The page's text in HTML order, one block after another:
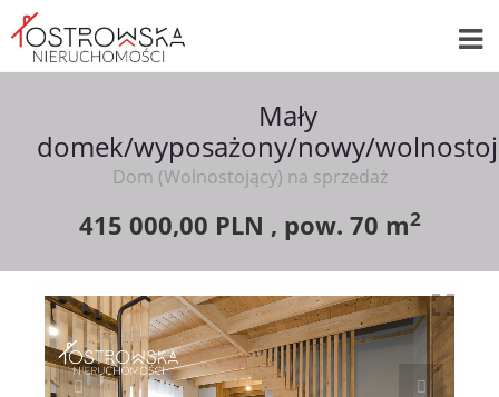
Mały
domek/wyposażony/nowy/
Dom (Wolnostojący) na sprzedaż
415 000,00 PLN , pow. 70 m2